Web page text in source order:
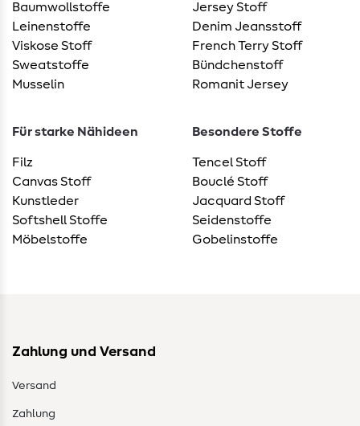
Baumwollstoffe
Leinenstoffe
Viskose Stoff
Sweatstoffe
Musselin
Jersey Stoff
Denim Jeansstoff
French Terry Stoff
Bündchenstoff
Romanit Jersey
Für starke Nähideen
Filz
Canvas Stoff
Kunstleder
Softshell Stoffe
Möbelstoffe
Besondere Stoffe
Tencel Stoff
Bouclé Stoff
Jacquard Stoff
Seidenstoffe
Gobelinstoffe
Zahlung und Versand
Versand
Zahlung